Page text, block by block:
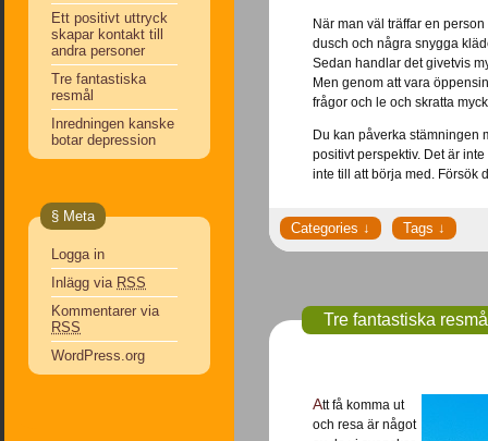
Ett positivt uttryck
skapar kontakt till
andra personer
Tre fantastiska
resmål
Inredningen kanske
botar depression
§ Meta
Logga in
Inlägg via RSS
Kommentarer via
RSS
WordPress.org
När man väl träffar en
dusch och några snygga
Sedan handlar det givetvis
Men genom att vara
frågor och le och skratta
Du kan påverka stämningen
positivt perspektiv. Det är
inte till att börja med. Försök
Tre fantastiska
Att få komma ut
och resa är något